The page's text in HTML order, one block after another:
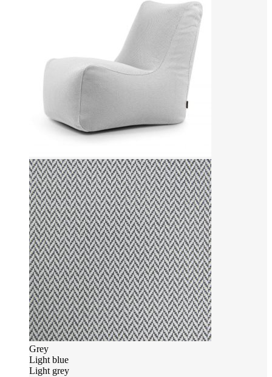
Grey
Light blue
Light grey